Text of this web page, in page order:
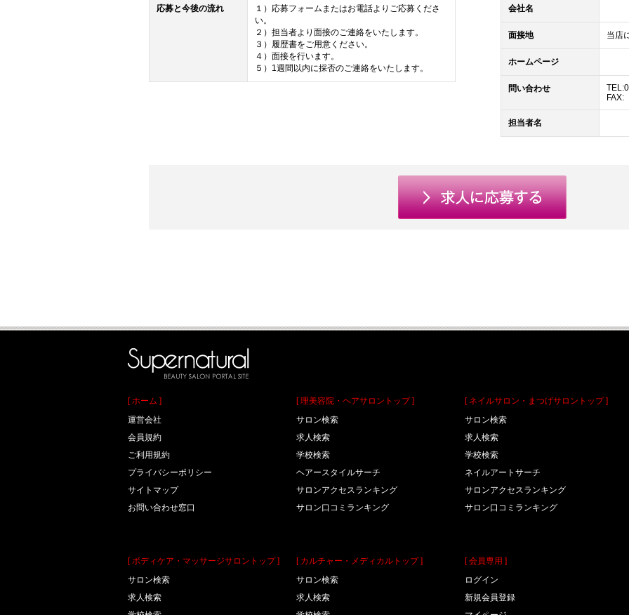
応募と今後の流れ
１）応募フォームまたはお電話よりご応募くださ
い。
２）担当者より面接のご連絡をいたします。
３）履歴書をご用意ください。
４）面接を行います。
５）1週間以内に採否のご連絡をいたします。
会社名
面接地 当店
ホームページ
問い合わせ
FAX:
担当者名
[ ホーム ]
運営会社
会員規約
ご利用規約
プライバシーポリシー
サイトマップ
お問い合わせ窓口
[ ボディケア・マッサージサロントップ ]
サロン検索
求人検索
[ 理美容院・ヘアサロントップ ]
サロン検索
求人検索
学校検索
ヘアースタイルサーチ
サロンアクセスランキング
サロン口コミランキング
[ カルチャー・メディカルトップ ]
サロン検索
求人検索
[ ネイルサロン・まつげサロントップ ]
サロン検索
求人検索
学校検索
ネイルアートサーチ
サロンアクセスランキング
サロン口コミランキング
[ 会員専用 ]
ログイン
新規会員登録